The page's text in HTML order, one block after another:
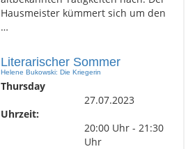
Hausmeister kümmert sich um den
…
Literarischer Sommer
Helene Bukowski: Die Kriegerin
Thursday
27.07.2023
Uhrzeit:
20:00 Uhr - 21:30
Uhr